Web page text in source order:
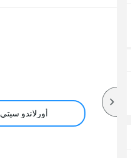
أورلاندو سيتي